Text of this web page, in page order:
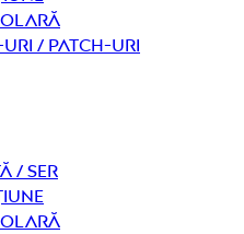
uri / Patch-uri
/ Ser